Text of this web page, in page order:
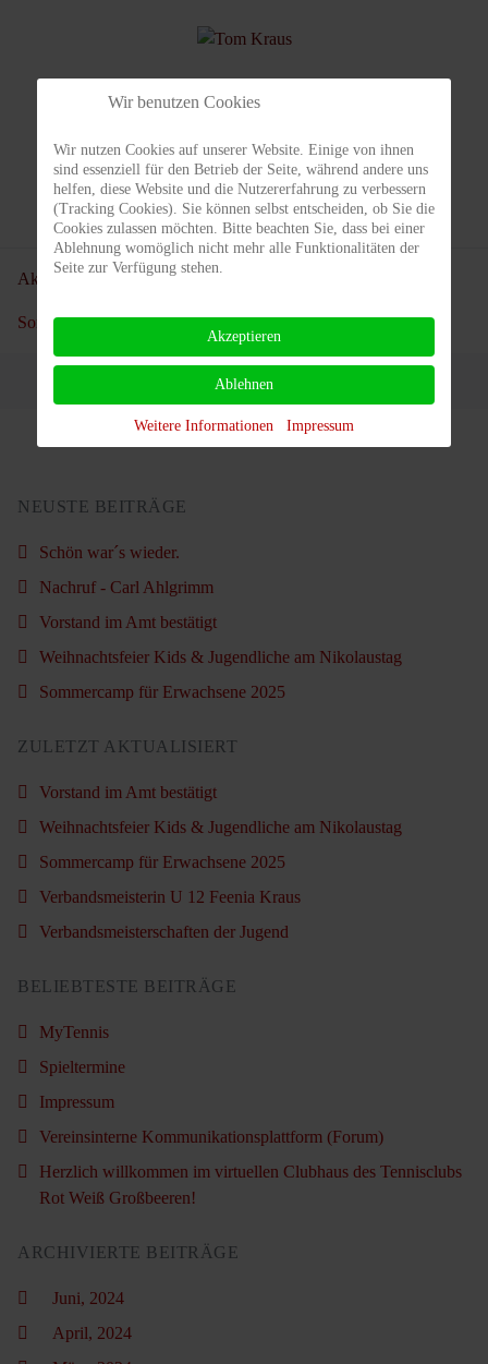
Tom Kraus
DTB- Trainer Lizenzstufe C
Aktuelle Seite:Startseite Training
Sommercamps
NEUSTE BEITRÄGE
Schön war´s wieder.
Nachruf - Carl Ahlgrimm
Vorstand im Amt bestätigt
Weihnachtsfeier Kids & Jugendliche am Nikolaustag
Sommercamp für Erwachsene 2025
ZULETZT AKTUALISIERT
Vorstand im Amt bestätigt
Weihnachtsfeier Kids & Jugendliche am Nikolaustag
Sommercamp für Erwachsene 2025
Verbandsmeisterin U 12 Feenia Kraus
Verbandsmeisterschaften der Jugend
BELIEBTESTE BEITRÄGE
MyTennis
Spieltermine
Impressum
Vereinsinterne Kommunikationsplattform (Forum)
Herzlich willkommen im virtuellen Clubhaus des Tennisclubs
Rot Weiß Großbeeren!
ARCHIVIERTE BEITRÄGE
Juni, 2024
April, 2024
Wir benutzen Cookies
Wir nutzen Cookies auf unserer Website. Einige von ihnen
sind essenziell für den Betrieb der Seite, während andere uns
helfen, diese Website und die Nutzererfahrung zu verbessern
(Tracking Cookies). Sie können selbst entscheiden, ob Sie die
Cookies zulassen möchten. Bitte beachten Sie, dass bei einer
Ablehnung womöglich nicht mehr alle Funktionalitäten der
Seite zur Verfügung stehen.
Akzeptieren
Ablehnen
Weitere Informationen Impressum